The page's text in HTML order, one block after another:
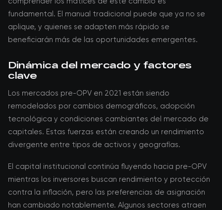
fundamental. El manual tradicional puede que ya no se
aplique, y quienes se adapten más rápido se
beneficiarán más de las oportunidades emergentes.
Dinámica del mercado y factores
clave
Los mercados pre-OPV en 2021 están siendo
remodelados por cambios demográficos, adopción
tecnológica y condiciones cambiantes del mercado de
capitales. Estas fuerzas están creando un rendimiento
divergente entre tipos de activos y geografías.
El capital institucional continúa fluyendo hacia pre-OPV
mientras los inversores buscan rendimiento y protección
contra la inflación, pero las preferencias de asignación
han cambiado notablemente. Algunos sectores atraen